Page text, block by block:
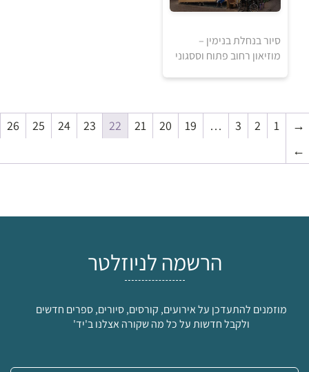
40
למידע ולרכישה
סיור בנחלת בנימין –
מוזיאון רחוב פתוח וססגוני
→
1
2
3
…
19
20
21
22
23
24
25
26
←
הרשמה לניוזלטר
מוזמנים להתעדכן על אירועים, קורסים, סיורים, ספרים חדשים
ולקבל חדשות על כל מה שקורה אצלנו ב'יד'